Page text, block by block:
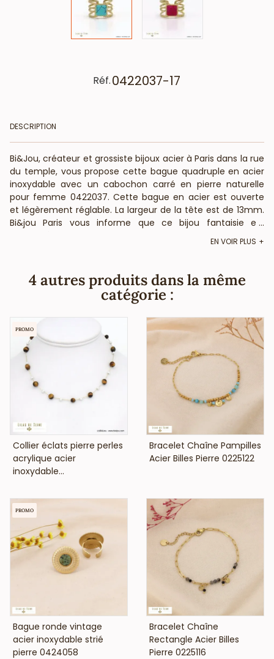
Réf.0422037-17
DESCRIPTION
Bi&Jou, créateur et grossiste bijoux acier à Paris dans la rue
du temple, vous propose cette bague quadruple en acier
inoxydable avec un cabochon carré en pierre naturelle
pour femme 0422037. Cette bague en acier est ouverte
et légèrement réglable. La largeur de la tête est de 13mm.
Bi&jou Paris vous informe que ce bijou fantaisie est
peuvent varier. Bi&Jou, fournisseur français pour les
que cette bague fantaisie ne contient pas de nickel,
plomb ni cadnium et est anti-allergique (conformément
aux lois françaises et européennes).
...
EN VOIR PLUS
4 autres produits dans la même
catégorie :
VOIR LE PRIX
Collier éclats pierre perles
acrylique acier
inoxydable...
PROMO
VOIR LE PRIX
Bracelet Chaîne Pampilles
Acier Billes Pierre 0225122
VOIR LE PRIX
Bague ronde vintage
acier inoxydable strié
pierre 0424058
PROMO
VOIR LE PRIX
Bracelet Chaîne
Rectangle Acier Billes
Pierre 0225116